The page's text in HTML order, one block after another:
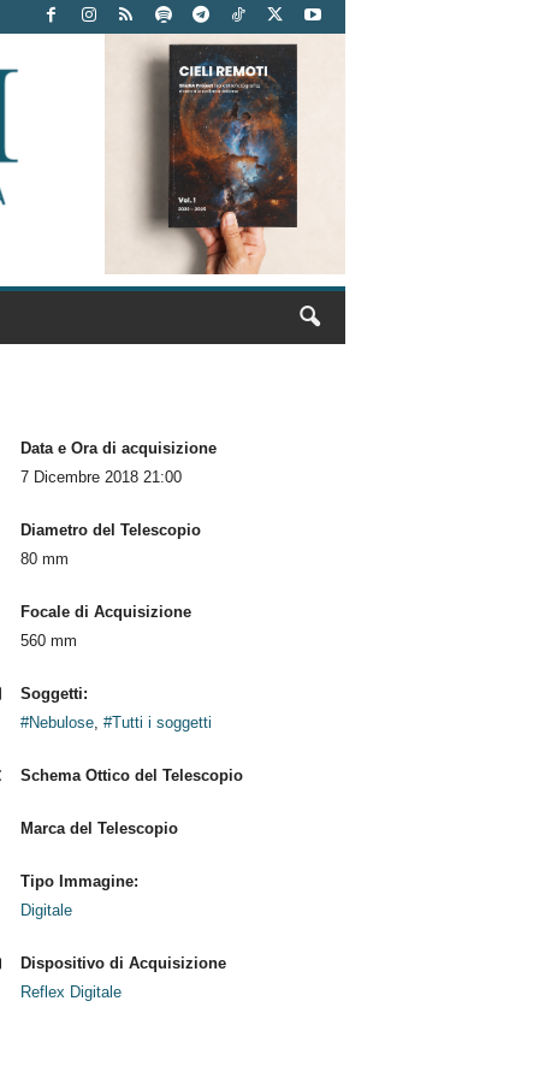
Data e Ora di acquisizione
7 Dicembre 2018 21:00
Diametro del Telescopio
80 mm
Focale di Acquisizione
560 mm
Soggetti:
#Nebulose, #Tutti i soggetti
Schema Ottico del Telescopio
Marca del Telescopio
Tipo Immagine:
Digitale
Dispositivo di Acquisizione
Reflex Digitale